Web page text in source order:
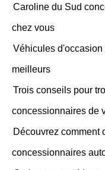
Caroline du Sud
chez vous
Véhicules d'occasion
meilleurs
Trois conseils pour
concessionnaires de
Découvrez comment
concessionnaires